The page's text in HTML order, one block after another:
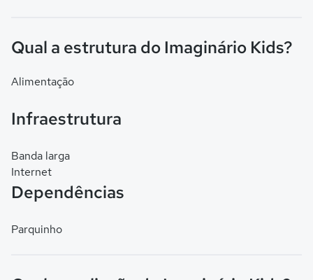
Qual a estrutura do Imaginário Kids?
Alimentação
Infraestrutura
Banda larga
Internet
Dependências
Parquinho